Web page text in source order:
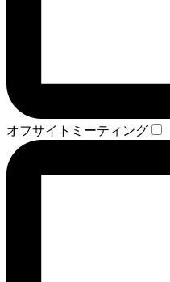
オフサイトミーティング